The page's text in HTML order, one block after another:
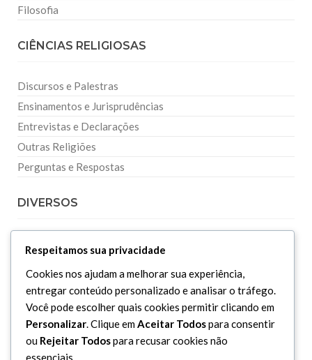
Filosofia
CIÊNCIAS RELIGIOSAS
Discursos e Palestras
Ensinamentos e Jurisprudências
Entrevistas e Declarações
Outras Religiões
Perguntas e Respostas
DIVERSOS
Respeitamos sua privacidade
Cookies nos ajudam a melhorar sua experiência,
entregar conteúdo personalizado e analisar o tráfego.
Você pode escolher quais cookies permitir clicando em
Personalizar. Clique emAceitar Todospara consentir
ou Rejeitar Todospara recusar cookies não
essenciais.